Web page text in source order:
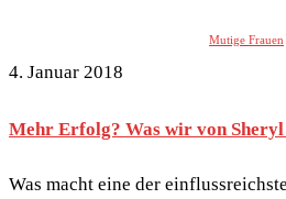
Mutige Frauen
4. Januar 2018
Mehr Erfolg? Was wir von Sheryl
Was macht eine der